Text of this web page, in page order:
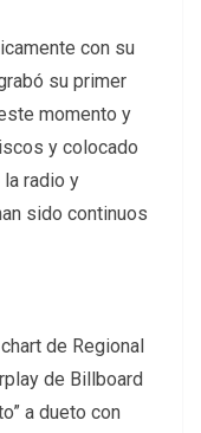
con su
su primer
momento y
y colocado
radio y
sido continuos
de Regional
de Billboard
a dueto con